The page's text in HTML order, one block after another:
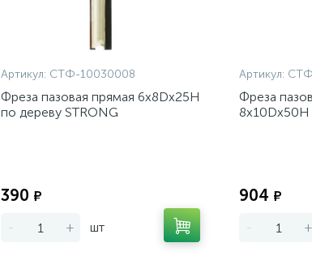
Артикул: СТФ-10030008
Фреза пазовая прямая 6x8Dx25H
по дереву STRONG
390 ₽
- + шт
Артикул:
Фреза
8x10Dx50H
904 ₽
- +